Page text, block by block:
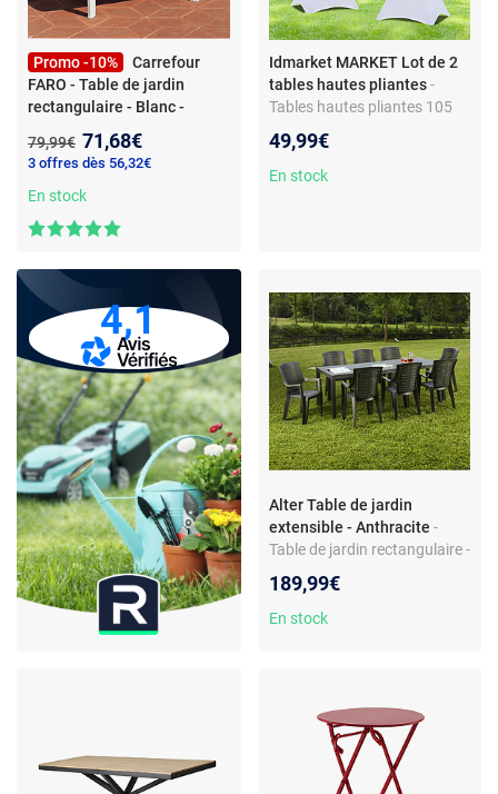
Promo -10%
Carrefour
FARO - Table de jardin
rectangulaire - Blanc -
cm - Polypropylène - 4
couverts
Ancien prix :
79,99€ Nouveau prix :
71,68€
3 offres dès 56,32€
En stock
Idmarket MARKET Lot de 2
tables hautes pliantes -
Tables hautes pliantes 105
Diamètre 60 CM - Structure
en acier
49,99€
En stock
4,1
Alter Table de jardin
extensible - Anthracite -
Table de jardin rectangulaire -
- plastique
189,99€
En stock